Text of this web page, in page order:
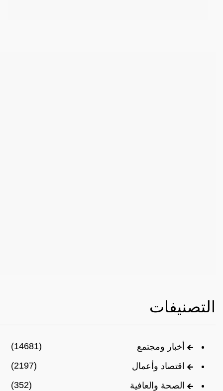
التصنيفات
أخبار ومجتمع
(14681)
اقتصاد وأعمال
(2197)
الصحة والعافية
(352)